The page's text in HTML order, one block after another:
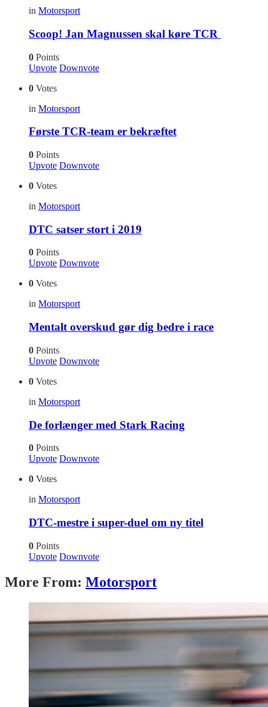
in Motorsport
Scoop! Jan Magnussen skal køre TCR
0 Points
Upvote Downvote
0 Votes
in Motorsport
Første TCR-team er bekræftet
0 Points
Upvote Downvote
0 Votes
in Motorsport
DTC satser stort i 2019
0 Points
Upvote Downvote
0 Votes
in Motorsport
Mentalt overskud gør dig bedre i race
0 Points
Upvote Downvote
0 Votes
in Motorsport
De forlænger med Stark Racing
0 Points
Upvote Downvote
0 Votes
in Motorsport
DTC-mestre i super-duel om ny titel
0 Points
Upvote Downvote
More From: Motorsport